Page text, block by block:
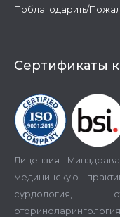
Поблагодарить/
Сертификаты
Лицензия
медицинскую
сурдология,